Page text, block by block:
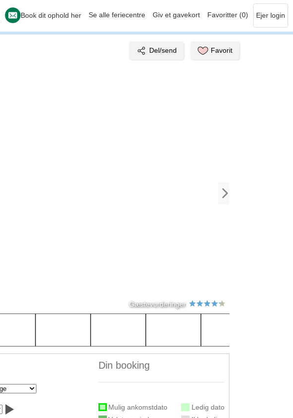
Ejer login
Favoritter (0)
Giv et gavekort
Se alle feriecentre
Book dit ophold her
Gæstevurderinger
Din booking
Mulig ankomstdato
Ledig dato